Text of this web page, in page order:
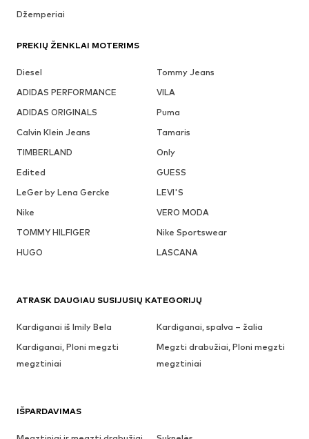
Džemperiai
PREKIŲ ŽENKLAI MOTERIMS
Diesel
Tommy Jeans
ADIDAS PERFORMANCE
VILA
ADIDAS ORIGINALS
Puma
Calvin Klein Jeans
Tamaris
TIMBERLAND
Only
Edited
GUESS
LeGer by Lena Gercke
LEVI'S
Nike
VERO MODA
TOMMY HILFIGER
Nike Sportswear
HUGO
LASCANA
IŠPARDAVIMAS
ATRASK DAUGIAU SUSIJUSIŲ KATEGORIJŲ
Kardiganai iš Imily Bela
Kardiganai, spalva – žalia
Kardiganai, Ploni megzti
megztiniai
Megzti drabužiai, Ploni megzti
megztiniai